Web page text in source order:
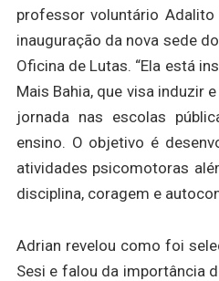
professor voluntário
inauguração da nova sede
Oficina de Lutas. “Ela está
Mais Bahia, que visa induzir
jornada nas escolas
ensino. O objetivo é
atividades psicomotoras
disciplina, coragem e
Adrian revelou como foi
Sesi e falou da importância